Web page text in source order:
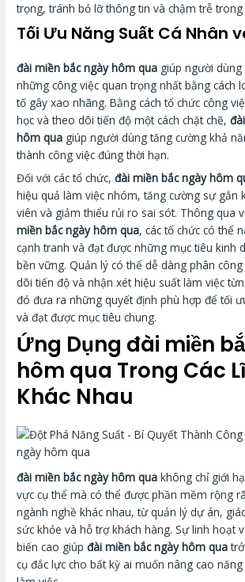
trọng, tránh bỏ lỡ thông tin và chậm trễ trong
Tối Ưu Năng Suất Cá Nhân
đài miền bắc ngày hôm qua giúp người
những công việc quan trọng nhất bằng cách
tố gây xao nhãng. Bằng cách tổ chức công
học và theo dõi tiến độ một cách chặt chẽ,
hôm qua giúp người dùng tăng cường khả
thành công việc đúng thời hạn.
Đối với các tổ chức,đài miền bắc ngày hôm
hiệu quả làm việc nhóm, tăng cường sự gắn
viên và giảm thiểu rủi ro sai sót. Thông qua
miền bắc ngày hôm qua, các tổ chức có thể
cạnh tranh và đạt được những mục tiêu kinh
bền vững. Quản lý có thể dễ dàng phân
dõi tiến độ và nhận xét hiệu suất làm việc
đó đưa ra những quyết định phù hợp để tối
và đạt được mục tiêu chung.
Ứng Dụngđài miền
hôm qua Trong Các
Khác Nhau
đài miền bắc ngày hôm qua không chỉ giới
vực cụ thể mà có thể được phần mềm rộng
ngành nghề khác nhau, từ quản lý dự án,
sức khỏe và hỗ trợ khách hàng. Sự linh hoạt
biến cao giúpđài miền bắc ngày hôm qua
cụ đắc lực cho bất kỳ ai muốn nâng cao